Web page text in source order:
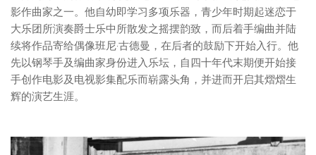
影作曲家之一。他自幼即学习多项乐器，青少年时期起迷恋于
大乐团所演奏爵士乐中所散发之摇摆韵致，而后着手编曲并陆
续将作品寄给偶像班尼·古德曼，在后者的鼓励下开始入行。他
先以钢琴手及编曲家身份进入乐坛，自四十年代末期便开始接
手创作电影及电视影集配乐而崭露头角，并进而开启其熠熠生
辉的演艺生涯。